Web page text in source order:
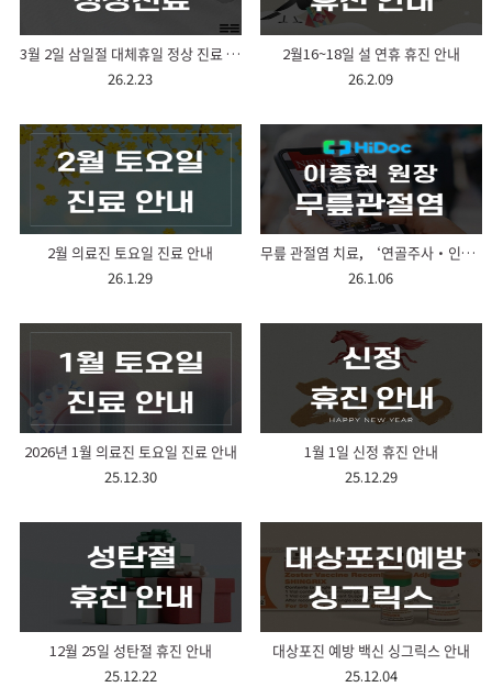
3월 2일 삼일절 대체휴일 정상 진료 안내
26.2.23
2월16~18일 설 연휴 휴진 안내
26.2.09
2월 의료진 토요일 진료 안내
26.1.29
무릎 관절염 치료, ‘연골주사·인공관절’까지 장단점 및 선택 기준은?
26.1.06
2026년 1월 의료진 토요일 진료 안내
25.12.30
1월 1일 신정 휴진 안내
25.12.29
12월 25일 성탄절 휴진 안내
25.12.22
대상포진 예방 백신 싱그릭스 안내
25.12.04